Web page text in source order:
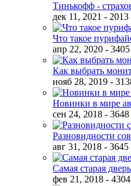
Тинькофф -
дек 11, 2021 -
Что такое
апр 22, 2020 -
Как выбрать
нояб 28, 2019 -
Новинки в мире
сен 24, 2018 -
Разновидности
авг 31, 2018 -
Самая старая дверь
фев 21, 2018 -